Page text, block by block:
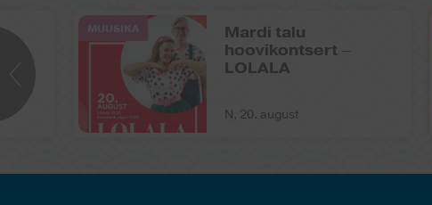
MUUSIKA
Mardi talu
hoovikontsert –
LOLALA
N, 20. august